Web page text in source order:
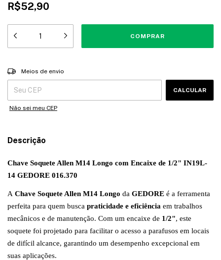
R$52,90
Entregas para o CEP:
Meios de envio
CALCULAR
Não sei meu CEP
Descrição
Chave Soquete Allen M14 Longo com Encaixe de 1/2" IN19L-
14 GEDORE 016.370
A Chave Soquete Allen M14 Longo da GEDORE é a ferramenta
perfeita para quem busca praticidade e eficiência em trabalhos
mecânicos e de manutenção. Com um encaixe de 1/2", este
soquete foi projetado para facilitar o acesso a parafusos em locais
de difícil alcance, garantindo um desempenho excepcional em
suas aplicações.